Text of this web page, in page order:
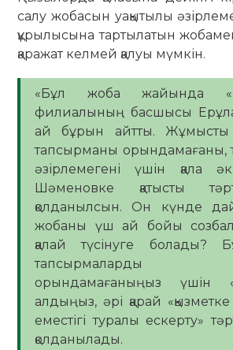
салу жобасын уақытылы
құрылысына тартылатын
қаражат келмей қалуы мүмкін.
«Бұл жоба жайында
филиалының басшысы
ай бұрын айтты. Жұмысты
тапсырманы орындамағаны,
әзірлемегені үшін қала
Шәменовке қатысты
қолданылсын. Он күнде
жобаны үш ай бойы
қалай түсінуге болады?
тапсырмаларды
орындамағаныңыз үшін
алдыңыз, әрі қарай
еместігі туралы ескерту»
қолданылады.